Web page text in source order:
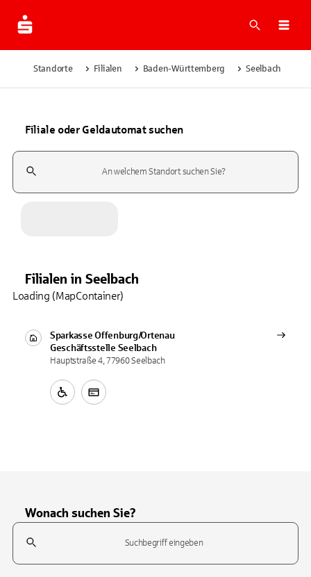
Suche
Standorte Filialen Baden-Württemberg Seelbach
Filiale oder Geldautomat suchen
Suchfeld
Filialen in Seelbach
Sparkasse Offenburg/Ortenau
Geschäftsstelle Seelbach
Hauptstraße 4, 77960 Seelbach
Loading (MapContainer)
Wonach suchen Sie?
Suchfeld